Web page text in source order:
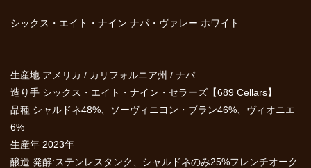
シックス・エイト・ナイン ナパ・ヴァレー ホワイト
生産地 アメリカ / カリフォルニア州 / ナパ
造り手 シックス・エイト・ナイン・セラーズ【689 Cellars】
品種 シャルドネ48%、ソーヴィニヨン・ブラン46%、ヴィオニエ
6%
生産年 2023年
醸造 発酵:ステンレスタンク、シャルドネのみ25%フレンチオーク